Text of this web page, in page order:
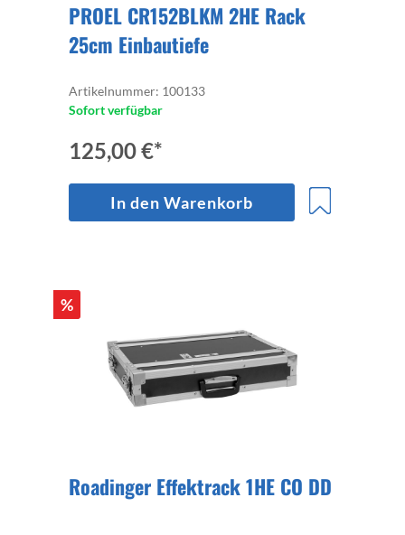
PROEL CR152BLKM 2HE Rack
25cm Einbautiefe
Artikelnummer: 100133
Sofort verfügbar
125,00 €*
In den Warenkorb
%
Roadinger Effektrack 1HE CO DD